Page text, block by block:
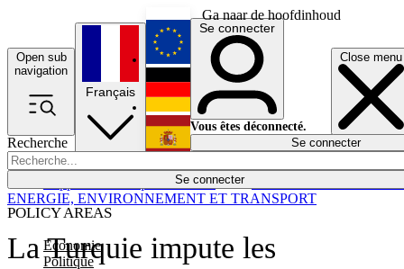
Ga naar de hoofdinhoud
Open sub
navigation
Close menu
Recherche
Se connecter
POLICY AREAS
Economie
Politique
Économie
Français
English
Deutsch
Español
Se connecter
Vous êtes déconnecté.
Se connecter
La Turquie impute les
ENERGIE, ENVIRONNEMENT ET TRANSPORT